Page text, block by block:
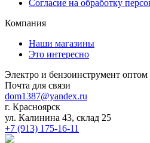
Согласие на обработку
Компания
Наши магазины
Это интересно
Электро и бензоинструмент
Почта для связи
dom1387@yandex.ru
г. Красноярск
ул. Калинина 43, склад 25
+7 (913) 175-16-11